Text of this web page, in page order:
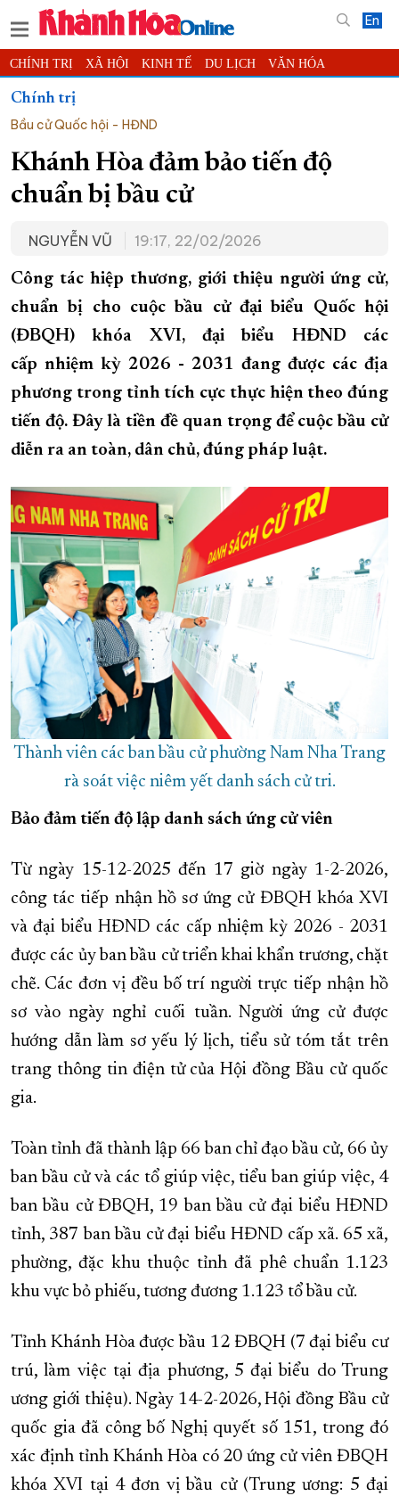
En
CHÍNH TRỊ XÃ HỘI KINH TẾ DU LỊCH VĂN HÓA
THỂ THAO
KHOA HỌC - CÔNG NGHỆ
THẾ GIỚI MULTIMEDIA VIDEO ĐỌC BÁO ONLINE
PODCAST THÔNG TIN - QUẢNG CÁO
TRƯỜNG SA BIỂN ĐẢO QUÊ HƯƠNG
CHUNG TAY CẢI CÁCH HÀNH CHÍNH
XÂY DỰNG NÔNG THÔN MỚI LỊCH CẮT ĐIỆN
TÀU - XE - MÁY BAY
KỶ NIỆM 370 NĂM XÂY DỰNG VÀ PHÁT TRIỂN TỈNH KHÁNH HÒA
KHOẢNH KHẮC ĐẸP XỨ TRẦM
XÂY DỰNG KHÁNH HÒA TRỞ THÀNH THÀNH PHỐ TRỰC THUỘC
ĐẠI HỘI ĐẢNG CÁC CẤP TRANG CHỦ VỀ BÁO KHÁNH HÒA
Chính trị
Bầu cử Quốc hội - HĐND
Khánh Hòa đảm bảo tiến độ
chuẩn bị bầu cử
NGUYỄN VŨ 19:17, 22/02/2026
Công tác hiệp thương, giới thiệu người ứng cử,
chuẩn bị cho cuộc bầu cử đại biểu Quốc hội
(ĐBQH) khóa XVI, đại biểu HĐND các
cấp nhiệm kỳ 2026 - 2031 đang được các địa
phương trong tỉnh tích cực thực hiện theo đúng
tiến độ. Đây là tiền đề quan trọng để cuộc bầu cử
diễn ra an toàn, dân chủ, đúng pháp luật.
Thành viên các ban bầu cử phường Nam Nha Trang
rà soát việc niêm yết danh sách cử tri.
Bảo đảm tiến độ lập danh sách ứng cử viên
Từ ngày 15-12-2025 đến 17 giờ ngày 1-2-2026,
công tác tiếp nhận hồ sơ ứng cử ĐBQH khóa XVI
và đại biểu HĐND các cấp nhiệm kỳ 2026 - 2031
được các ủy ban bầu cử triển khai khẩn trương, chặt
chẽ. Các đơn vị đều bố trí người trực tiếp nhận hồ
sơ vào ngày nghỉ cuối tuần. Người ứng cử được
hướng dẫn làm sơ yếu lý lịch, tiểu sử tóm tắt trên
trang thông tin điện tử của Hội đồng Bầu cử quốc
gia.
Toàn tỉnh đã thành lập 66 ban chỉ đạo bầu cử, 66 ủy
ban bầu cử và các tổ giúp việc, tiểu ban giúp việc, 4
ban bầu cử ĐBQH, 19 ban bầu cử đại biểu HĐND
tỉnh, 387 ban bầu cử đại biểu HĐND cấp xã. 65 xã,
phường, đặc khu thuộc tỉnh đã phê chuẩn 1.123
khu vực bỏ phiếu, tương đương 1.123 tổ bầu cử.
Tỉnh Khánh Hòa được bầu 12 ĐBQH (7 đại biểu cư
trú, làm việc tại địa phương, 5 đại biểu do Trung
ương giới thiệu). Ngày 14-2-2026, Hội đồng Bầu cử
quốc gia đã công bố Nghị quyết số 151, trong đó
xác định tỉnh Khánh Hòa có 20 ứng cử viên ĐBQH
khóa XVI tại 4 đơn vị bầu cử (Trung ương: 5 đại